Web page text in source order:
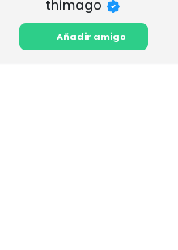
thimago
Añadir amigo